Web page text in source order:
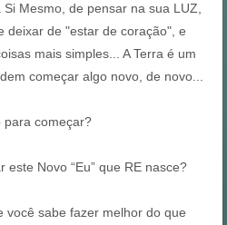
Mesmo, de pensar na sua LUZ,
deixar de "estar de coração", e
mais simples... A Terra é um
começar algo novo, de novo...
para começar?
Novo “Eu” que RE nasce?
você sabe fazer melhor do que